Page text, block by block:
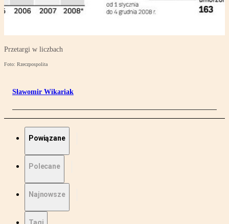
Przetargi w liczbach
Foto: Rzeczpospolita
Sławomir Wikariak
Powiązane
Polecane
Najnowsze